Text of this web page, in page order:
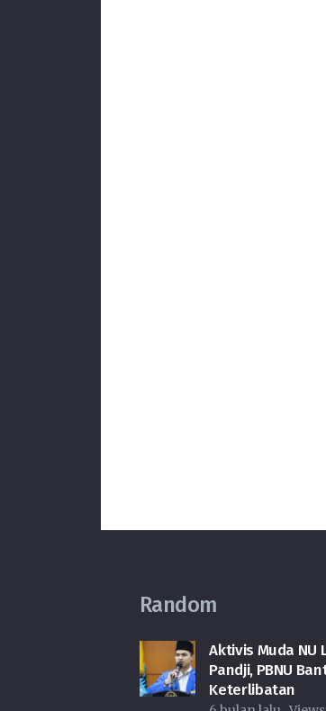
Random
Aktivis Muda NU
Pandji, PBNU
Keterlibatan